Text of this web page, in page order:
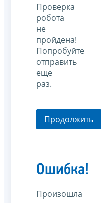
Проверка
робота
не
пройдена!
Попробуйте
отправить
еще
раз.
Продолжить
Ошибка!
Произошла